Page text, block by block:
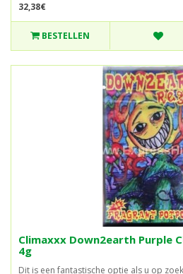
32,38€
BESTELLEN
Climaxxx Down2earth Purple
4g
Dit is een fantastische optie als u op